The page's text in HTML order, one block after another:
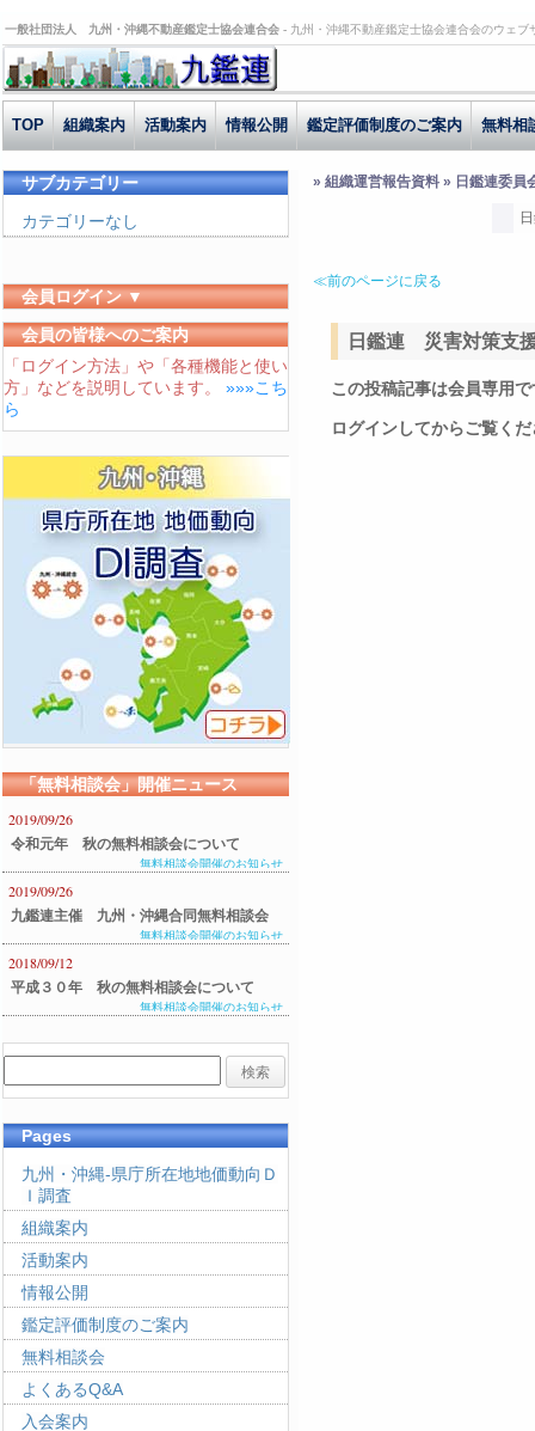
一般社団法人 九州・沖縄不動産鑑定士協会連合会 - 九州・沖縄不動産鑑定士協会連合会のウェ
TOP 組織案内 活動案内 情報公開 鑑定評価制度のご案内 無料相
» 組織運営報告資料 » 日鑑連委員
≪前のページに戻る
日鑑連 災害対策支
この投稿記事は会員専用
ログインしてからご覧く
サブカテゴリー
カテゴリーなし
会員ログイン ▼
ユーザーID
パスワード
会員の皆様へのご案内
「ログイン方法」や「各種機能と使い
方」などを説明しています。 »»»こち
ら
「無料相談会」開催ニュース
2019/09/26
令和元年 秋の無料相談会について
無料相談会開催のお知らせ
2019/09/26
九鑑連主催 九州・沖縄合同無料相談会
のご案内
無料相談会開催のお知らせ
2018/09/12
平成３０年 秋の無料相談会について
無料相談会開催のお知らせ
Pages
九州・沖縄-県庁所在地地価動向Ｄ
Ｉ調査
組織案内
活動案内
情報公開
鑑定評価制度のご案内
無料相談会
よくあるQ&A
入会案内